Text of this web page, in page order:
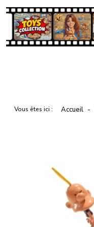
Vous êtes ici : Accueil